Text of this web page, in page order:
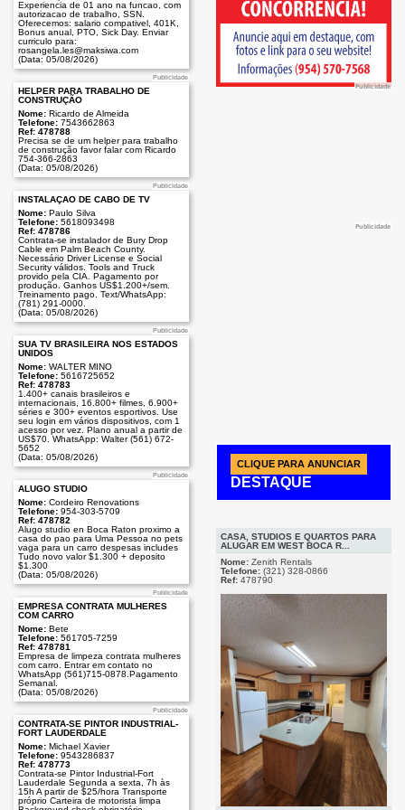
Experiencia de 01 ano na funcao, com
autorizacao de trabalho, SSN.
Oferecemos: salario compativel, 401K,
Bonus anual, PTO, Sick Day. Enviar
curriculo para:
rosangela.les@maksiwa.com
(Data: 05/08/2026)
Publicidade
HELPER PARA TRABALHO DE
CONSTRUÇÃO
Nome: Ricardo de Almeida
Telefone: 7543662863
Ref: 478788
Precisa se de um helper para trabalho
de construção favor falar com Ricardo
754-366-2863
(Data: 05/08/2026)
Publicidade
INSTALAÇÃO DE CABO DE TV
Nome: Paulo Silva
Telefone: 5618093498
Ref: 478786
Contrata-se instalador de Bury Drop
Cable em Palm Beach County.
Necessário Driver License e Social
Security válidos. Tools and Truck
provido pela CIA. Pagamento por
produção. Ganhos US$1.200+/sem.
Treinamento pago. Text/WhatsApp:
(781) 291-0000.
(Data: 05/08/2026)
Publicidade
SUA TV BRASILEIRA NOS ESTADOS
UNIDOS
Nome: WALTER MINO
Telefone: 5616725652
Ref: 478783
1.400+ canais brasileiros e
internacionais, 16.800+ filmes, 6.900+
séries e 300+ eventos esportivos. Use
seu login em vários dispositivos, com 1
acesso por vez. Plano anual a partir de
US$70. WhatsApp: Walter (561) 672-
5652
(Data: 05/08/2026)
Publicidade
ALUGO STUDIO
Nome: Cordeiro Renovations
Telefone: 954-303-5709
Ref: 478782
Alugo studio en Boca Raton proximo a
casa do pao para Uma Pessoa no pets
vaga para un carro despesas includes
Tudo novo valor $1.300 + deposito
$1.300
(Data: 05/08/2026)
Publicidade
EMPRESA CONTRATA MULHERES
COM CARRO
Nome: Bete
Telefone: 561705-7259
Ref: 478781
Empresa de limpeza contrata mulheres
com carro. Entrar em contato no
WhatsApp (561)715-0878.Pagamento
Semanal.
(Data: 05/08/2026)
Publicidade
CONTRATA-SE PINTOR INDUSTRIAL-
FORT LAUDERDALE
Nome: Michael Xavier
Telefone: 9543286837
Ref: 478773
Contrata-se Pintor Industrial-Fort
Lauderdale Segunda a sexta, 7h às
15h A partir de $25/hora Transporte
próprio Carteira de motorista limpa
Publicidade
Publicidade
CLIQUE PARA ANUNCIAR
DESTAQUE
CASA, STUDIOS E QUARTOS PARA
ALUGAR EM WEST BOCA R...
Nome: Zenith Rentals
Telefone: (321) 328-0866
Ref: 478790